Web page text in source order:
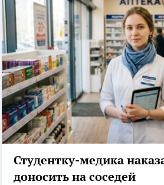
Студентку-медика
доносить на соседей